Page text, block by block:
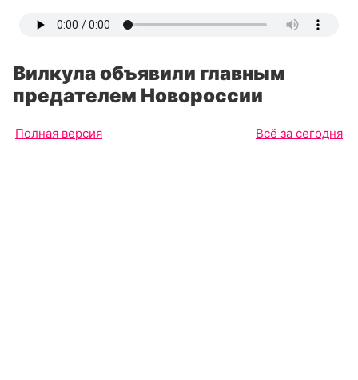
Вилкула объявили главным
предателем Новороссии
Полная версия Всё за сегодня